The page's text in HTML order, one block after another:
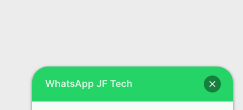
WhatsApp JF Tech